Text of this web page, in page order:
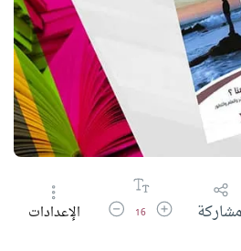
مشاركة زيادة حجم الخط
16 تقليل حجم الخط
الإعدادات